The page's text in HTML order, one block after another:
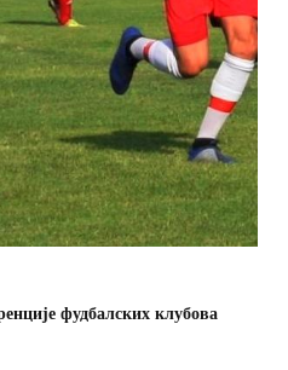
фудбалских клубова